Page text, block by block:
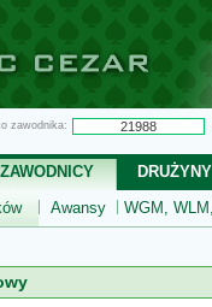
zawodnika:
ZAWODNICY DRUŻYNY
Awansy WGM,